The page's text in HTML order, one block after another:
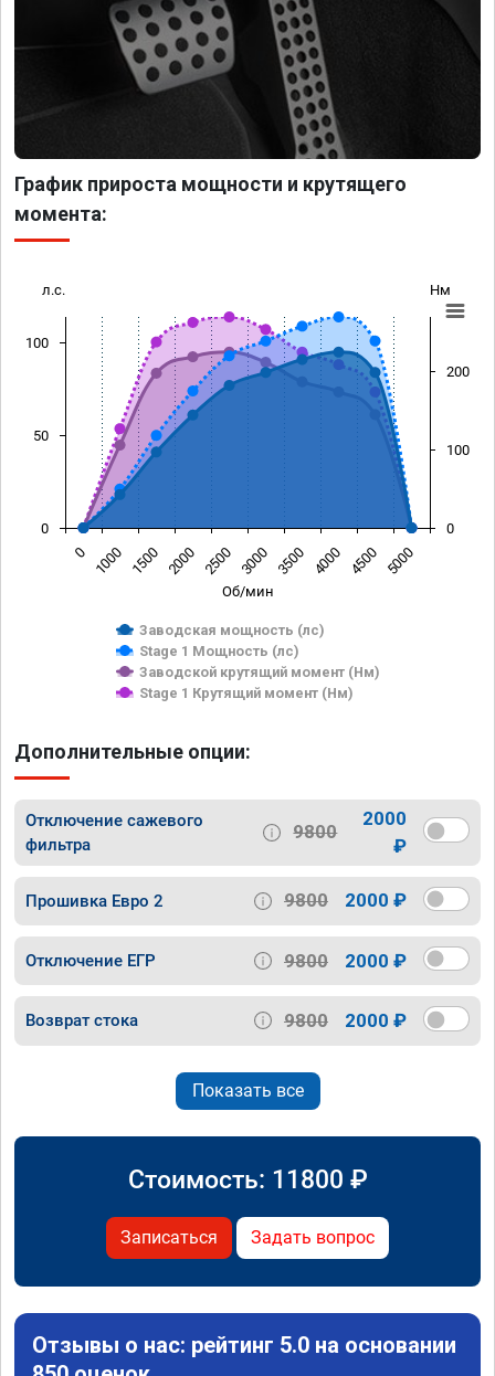
График прироста мощности и крутящего
момента:
Об/мин
л.с. Нм
Заводская мощность (лс)
Stage 1 Мощность (лс)
Заводской крутящий момент (Нм)
Stage 1 Крутящий момент (Нм)
0 1000 1500 2000 2500 3000 3500 4000 4500 5000
0
50
100
0
100
200
Дополнительные опции:
Отключение сажевого
фильтра
9800
2000
₽
Прошивка Евро 2 9800 2000 ₽
Отключение ЕГР 9800 2000 ₽
Возврат стока 9800 2000 ₽
Показать все
Стоимость: 11800 ₽
Записаться Задать вопрос
Отзывы о нас: рейтинг 5.0 на основании